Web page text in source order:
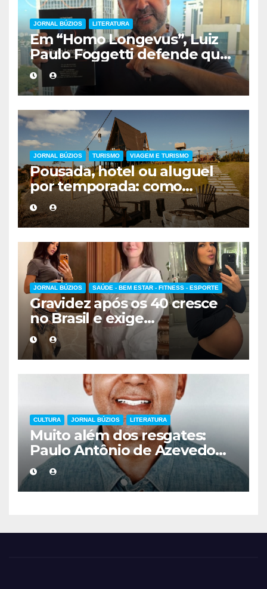
JORNAL BÚZIOS LITERATURA
Em “Homo Longevus”, Luiz
Paulo Foggetti defende que
viver mais exigirá uma nova
forma de encarar a vida
JORNAL BÚZIOS TURISMO VIAGEM E TURISMO
Pousada, hotel ou aluguel
por temporada: como
escolher a melhor
hospedagem
JORNAL BÚZIOS SAÚDE - BEM ESTAR - FITNESS - ESPORTE
Gravidez após os 40 cresce
no Brasil e exige
acompanhamento médico
mais cuidadoso
CULTURA JORNAL BÚZIOS LITERATURA
Muito além dos resgates:
Paulo Antônio de Azevedo
eterniza a coragem, a
humanidade e a missão dos
guarda-vidas na literatura